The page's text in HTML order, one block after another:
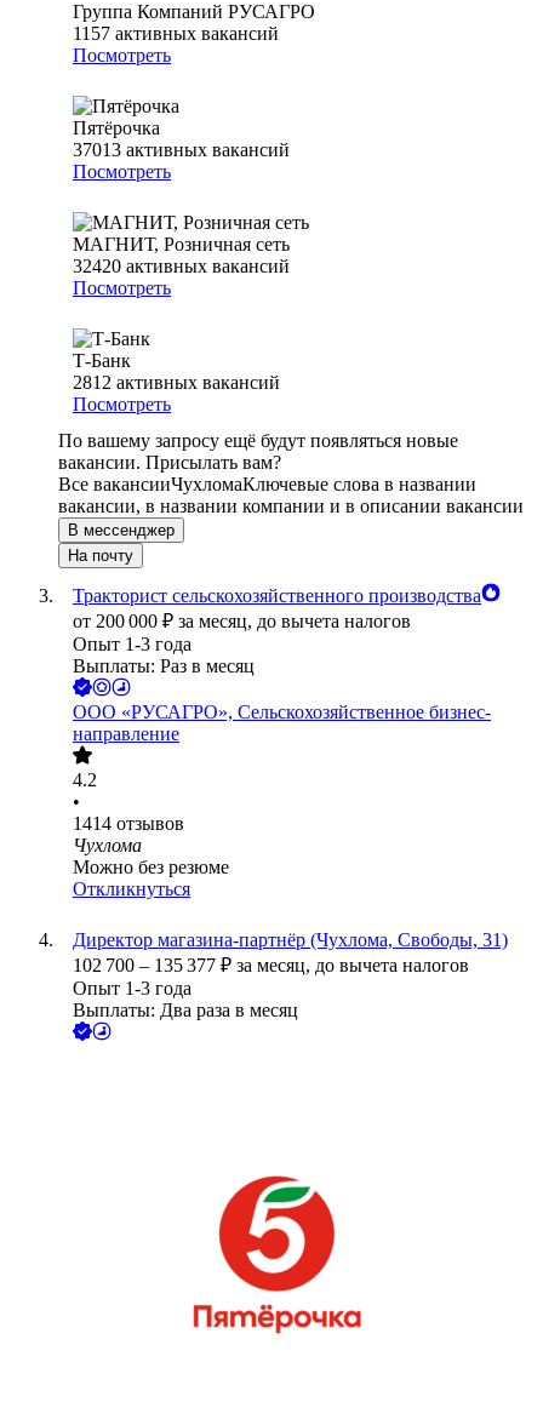
Группа Компаний РУСАГРО
1157 активных вакансий
Посмотреть
Пятёрочка
37013 активных вакансий
Посмотреть
МАГНИТ, Розничная сеть
32420 активных вакансий
Посмотреть
Т-Банк
2812 активных вакансий
Посмотреть
По вашему запросу ещё будут появляться новые
вакансии. Присылать вам?
Все вакансииЧухломаКлючевые слова в названии
вакансии, в названии компании и в описании вакансии
В мессенджер
На почту
Тракторист сельскохозяйственного производства
от 200 000 ₽ за месяц, до вычета налогов
Опыт 1-3 года
Выплаты: Раз в месяц
ООО «РУСАГРО», Сельскохозяйственное бизнес-
направление
4.2
•
1414 отзывов
Чухлома
Можно без резюме
Откликнуться
Директор магазина-партнёр (Чухлома, Свободы, 31)
102 700 – 135 377 ₽ за месяц, до вычета налогов
Опыт 1-3 года
Выплаты: Два раза в месяц